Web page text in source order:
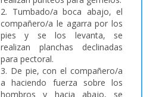
2. Tumbado/a boca abajo, el
compañero/a le agarra por los
pies y se los levanta, se
realizan planchas declinadas
para pectoral.
3. De pie, con el compañero/a
a haciendo fuerza sobre los
hombros y hacia abajo, se